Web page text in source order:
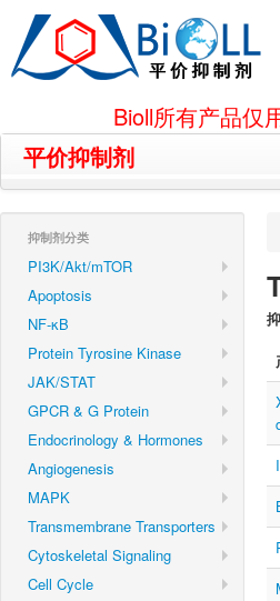
Bioll所有产品仅
平价抑制剂
抑制剂分类
PI3K/Akt/mTOR
Apoptosis
NF-κB
Protein Tyrosine Kinase
JAK/STAT
GPCR & G Protein
Endocrinology & Hormones
Angiogenesis
MAPK
Transmembrane Transporters
Cytoskeletal Signaling
Cell Cycle